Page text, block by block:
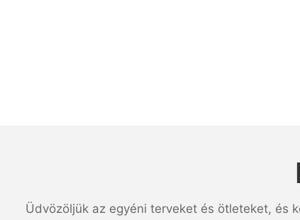
Üdvözöljük az egyéni terveket és ötleteket, és